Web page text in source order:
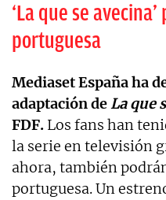
‘La que se
portuguesa
Mediaset España ha
adaptación deLa que
FDF. Los fans han
la serie en televisión
ahora, también
portuguesa. Un